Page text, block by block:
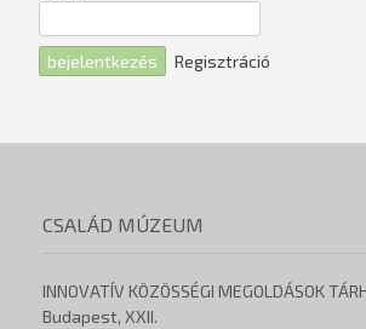
Regisztráció
CSALÁD MÚZEUM
INNOVATÍV KÖZÖSSÉGI MEGOLDÁSOK
Budapest, XXII.